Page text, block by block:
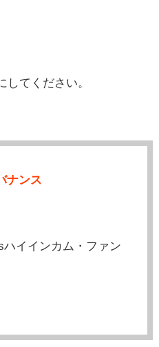
てください。
ナンス
ハイインカム・ファン